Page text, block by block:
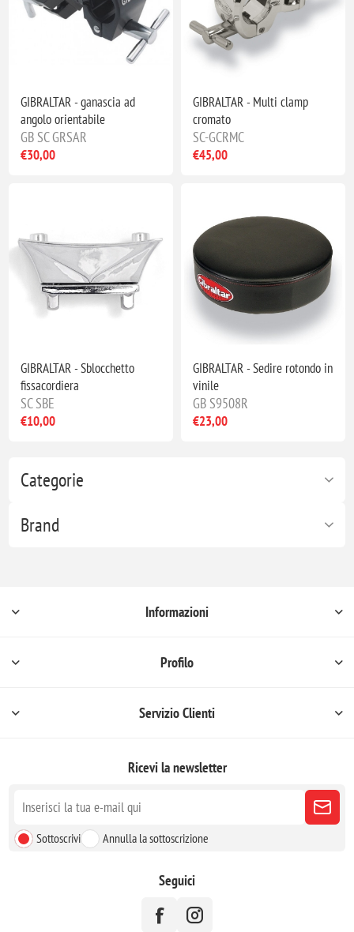
Categorie
Brand
GIBRALTAR - ganascia ad
angolo orientabile
GB SC GRSAR
€30,00
GIBRALTAR - Multi clamp
cromato
SC-GCRMC
€45,00
GIBRALTAR - Sblocchetto
fissacordiera
SC SBE
€10,00
GIBRALTAR - Sedire rotondo in
vinile
GB S9508R
€23,00
Informazioni
Profilo
Servizio Clienti
Ricevi la newsletter
Sottoscrivi Annulla la sottoscrizione
Seguici